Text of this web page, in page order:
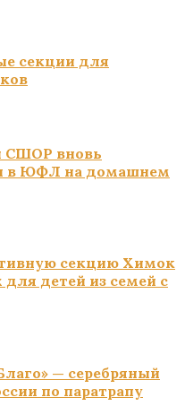
секции для
СШОР вновь
в ЮФЛ на домашнем
секцию Химок
детей из семей с
— серебряный
по паратрапу